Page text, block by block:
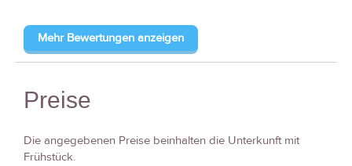
Mehr Bewertungen anzeigen
Preise
Die angegebenen Preise beinhalten die Unterkunft mit
Frühstück.